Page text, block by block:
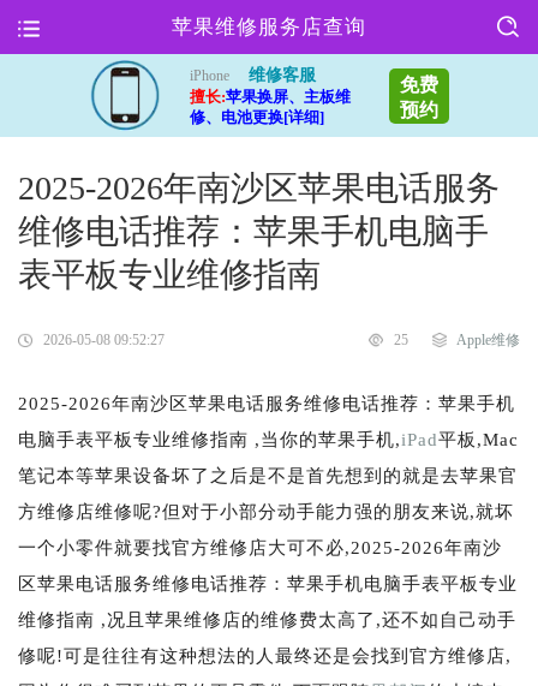
苹果维修服务店查询
iPhone
维修客服
擅长:苹果换屏、主板维
修、电池更换[详细]
免费
预约
2025-2026年南沙区苹果电话服务
维修电话推荐：苹果手机电脑手
表平板专业维修指南
2026-05-08 09:52:27 25 Apple维修
2025-2026年南沙区苹果电话服务维修电话推荐：苹果手机
电脑手表平板专业维修指南 ,当你的苹果手机,iPad平板,Mac
笔记本等苹果设备坏了之后是不是首先想到的就是去苹果官
方维修店维修呢?但对于小部分动手能力强的朋友来说,就坏
一个小零件就要找官方维修店大可不必,2025-2026年南沙
区苹果电话服务维修电话推荐：苹果手机电脑手表平板专业
维修指南 ,况且苹果维修店的维修费太高了,还不如自己动手
修呢!可是往往有这种想法的人最终还是会找到官方维修店,